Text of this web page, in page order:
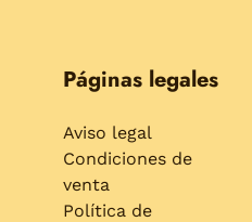
Páginas legales
Aviso legal
Condiciones de
venta
Política de